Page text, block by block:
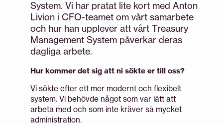
System. Vi har pratat lite kort med Anton
Livion i CFO-teamet om vårt samarbete
och hur han upplever att vårt Treasury
Management System påverkar deras
dagliga arbete.
Hur kommer det sig att ni sökte er till oss?
Vi sökte efter ett mer modernt och flexibelt
system. Vi behövde något som var lätt att
arbeta med och som inte kräver så mycket
administration.